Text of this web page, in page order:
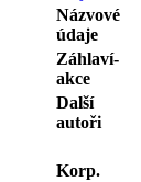
Názvové
údaje
Záhlaví-
akce
Další
autoři
Korp.